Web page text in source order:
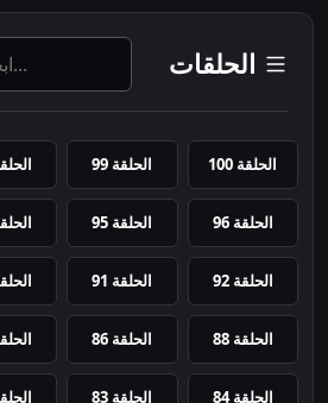
الحلقات
الحلقة 100 الحلقة 99
الحلقة 96 الحلقة 95
الحلقة 92 الحلقة 91
الحلقة 88 الحلقة 86
الحلقة 84 الحلقة 83